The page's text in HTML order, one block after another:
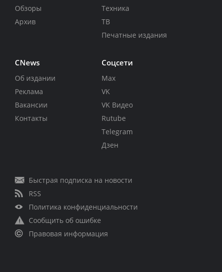
Обзоры
Архив
Техника
ТВ
Печатные издания
CNews
Об издании
Реклама
Вакансии
Контакты
Соцсети
Max
VK
VK Видео
Rutube
Telegram
Дзен
Быстрая подписка на новости
RSS
Политика конфиденциальности
Сообщить об ошибке
Правовая информация